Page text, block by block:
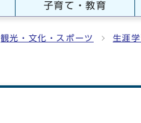
子育て・教育
観光・文化・スポーツ 生涯